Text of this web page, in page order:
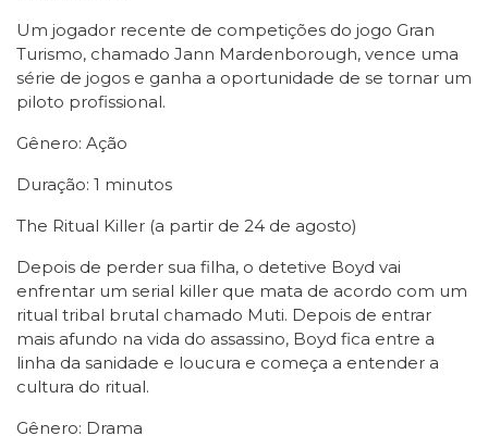
Um jogador recente de competições do jogo Gran
Turismo, chamado Jann Mardenborough, vence uma
série de jogos e ganha a oportunidade de se tornar um
piloto profissional.
Gênero: Ação
Duração: 1 minutos
The Ritual Killer (a partir de 24 de agosto)
Depois de perder sua filha, o detetive Boyd vai
enfrentar um serial killer que mata de acordo com um
ritual tribal brutal chamado Muti. Depois de entrar
mais afundo na vida do assassino, Boyd fica entre a
linha da sanidade e loucura e começa a entender a
cultura do ritual.
Gênero: Drama